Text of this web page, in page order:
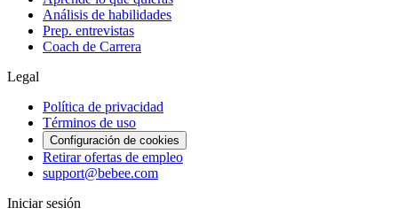
Análisis de habilidades
Prep. entrevistas
Coach de Carrera
Legal
Política de privacidad
Términos de uso
Configuración de cookies
Retirar ofertas de empleo
support@bebee.com
Iniciar sesión